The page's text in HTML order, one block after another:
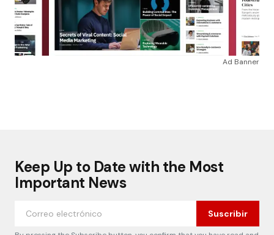
Ad Banner
Keep Up to Date with the Most
Important News
Suscribir